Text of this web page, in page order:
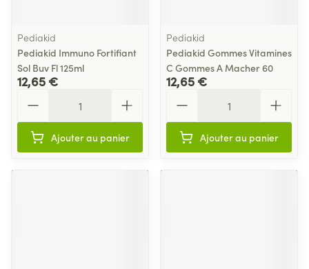
Pediakid
Pediakid Immuno Fortifiant
Sol Buv Fl 125ml
12,65 €
Ajouter au panier
Pediakid
Pediakid Gommes Vitamines
C Gommes A Macher 60
12,65 €
Ajouter au panier